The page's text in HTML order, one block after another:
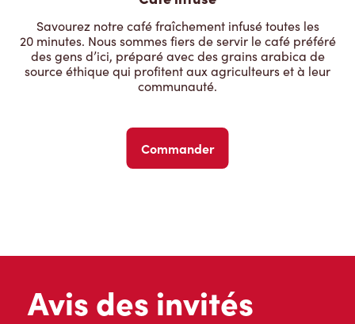
Savourez notre café fraîchement infusé toutes les
20 minutes. Nous sommes fiers de servir le café préféré
des gens d’ici, préparé avec des grains arabica de
source éthique qui profitent aux agriculteurs et à leur
communauté.
Commander
Avis des invités